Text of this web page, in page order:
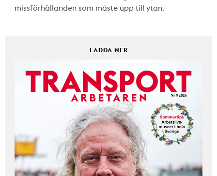
missförhållanden som måste upp till ytan.
LADDA NER